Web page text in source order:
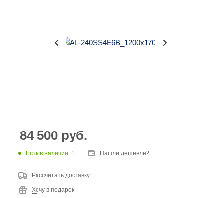
84 500 руб.
Есть в наличии: 1 Нашли дешевле?
Рассчитать доставку
Хочу в подарок